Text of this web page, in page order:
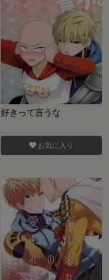
好きって言うな
お気に入り